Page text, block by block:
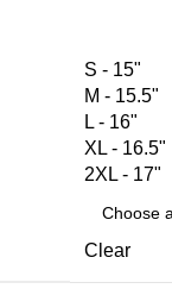
S - 15"
M - 15.5"
L - 16"
XL - 16.5"
2XL - 17"
Clear